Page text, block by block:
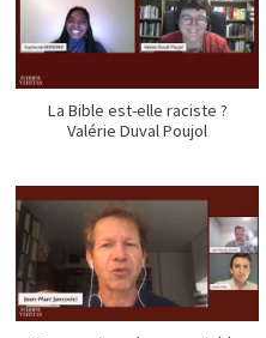
La Bible est-elle raciste ?
Valérie Duval Poujol